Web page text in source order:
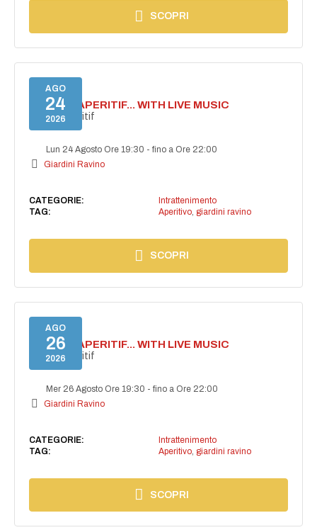
SCOPRI
AGO
24
2026
SECRET APERITIF... WITH LIVE MUSIC
Secret aperitif
Lun 24 Agosto Ore 19:30 -fino a Ore 22:00
Giardini Ravino
CATEGORIE:
Intrattenimento
TAG:
Aperitivo, giardini ravino
SCOPRI
AGO
26
2026
SECRET APERITIF... WITH LIVE MUSIC
Secret aperitif
Mer 26 Agosto Ore 19:30 -fino a Ore 22:00
Giardini Ravino
CATEGORIE:
Intrattenimento
TAG:
Aperitivo, giardini ravino
SCOPRI